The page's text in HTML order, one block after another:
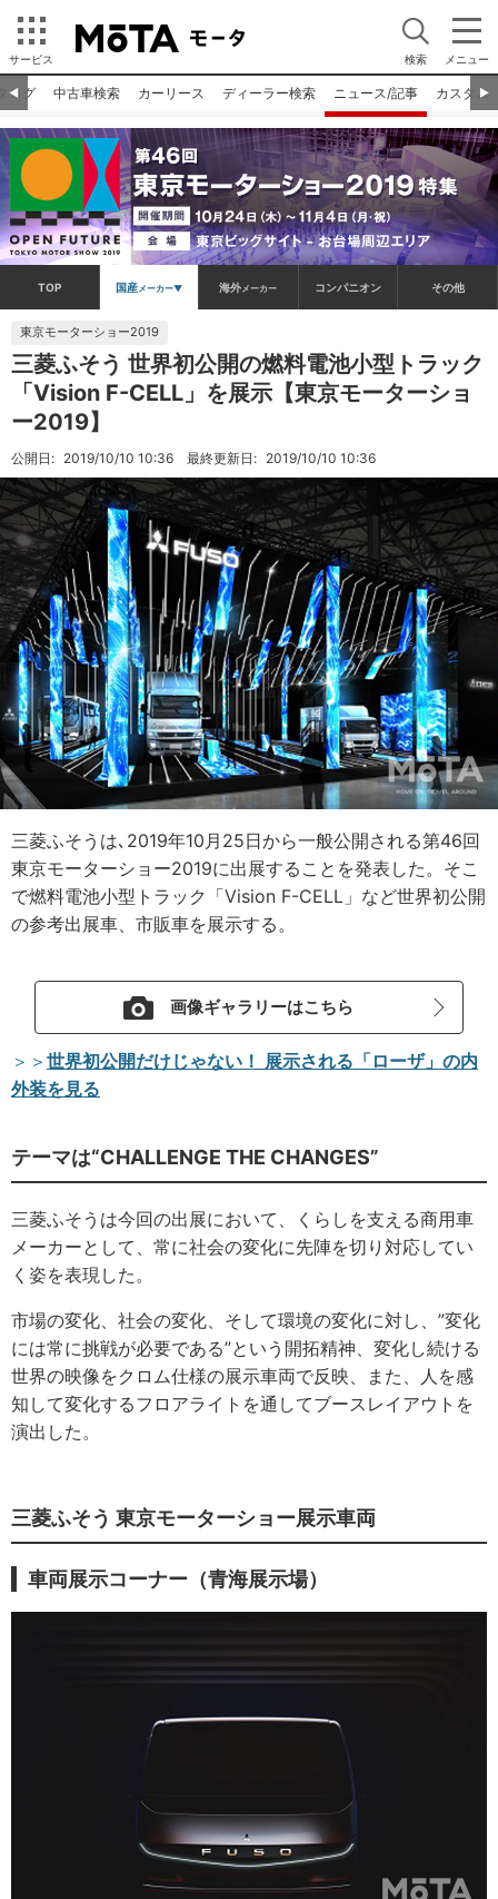
サービス 検索 メニュー
◀︎ ▶︎
ログ 中古車検索 カーリース ディーラー検索 ニュース/記事 カスタム
TOP 国産メーカー▼ 海外 メーカー コンパニオン その他
東京モーターショー2019
三菱ふそう 世界初公開の燃料電池小型トラック
「Vision F-CELL」を展示【東京モーターショ
ー2019】
公開日: 2019/10/10 10:36 最終更新日: 2019/10/10 10:36
三菱ふそうは､2019年10月25日から一般公開される第46回
東京モーターショー2019に出展することを発表した。そこ
で燃料電池小型トラック「Vision F-CELL」など世界初公開
の参考出展車、市販車を展示する。
画像ギャラリーはこちら
＞＞ 世界初公開だけじゃない！ 展示される「ローザ」の内
外装を見る
テーマは“CHALLENGE THE CHANGES”
三菱ふそうは今回の出展において、くらしを支える商用車
メーカーとして、常に社会の変化に先陣を切り対応してい
く姿を表現した。
市場の変化、社会の変化、そして環境の変化に対し、”変化
には常に挑戦が必要である”という開拓精神、変化し続ける
世界の映像をクロム仕様の展示車両で反映、また、人を感
知して変化するフロアライトを通してブースレイアウトを
演出した。
三菱ふそう 東京モーターショー展示車両
車両展示コーナー（青海展示場）